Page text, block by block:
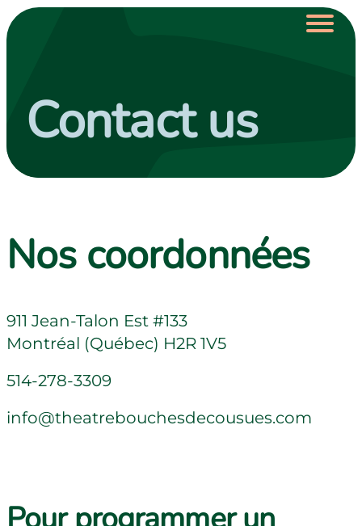
Skip to main menu
Skip to main content
Skip to footer
Shows
Calendar
community
About us
Contact us
Donate
Contact us
Nos coordonnées
911 Jean-Talon Est #133
Montréal (Québec) H2R 1V5
514-278-3309
info@theatrebouchesdecousues.com